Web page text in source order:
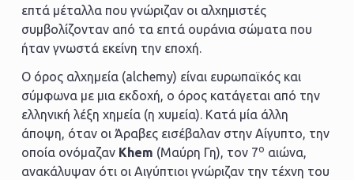
επτά μέταλλα που γνώριζαν οι αλχημιστές
συμβολίζονταν από τα επτά ουράνια σώματα που
ήταν γνωστά εκείνη την εποχή.
Ο όρος αλχημεία (alchemy) είναι ευρωπαϊκός και
σύμφωνα με μια εκδοχή, ο όρος κατάγεται από την
ελληνική λέξη χημεία (η χυμεία). Κατά μία άλλη
άποψη, όταν οι Άραβες εισέβαλαν στην Αίγυπτο, την
οποία ονόμαζαν Khem (Μαύρη Γη), τον 7ο αιώνα,
ανακάλυψαν ότι οι Αιγύπτιοι γνώριζαν την τέχνη του